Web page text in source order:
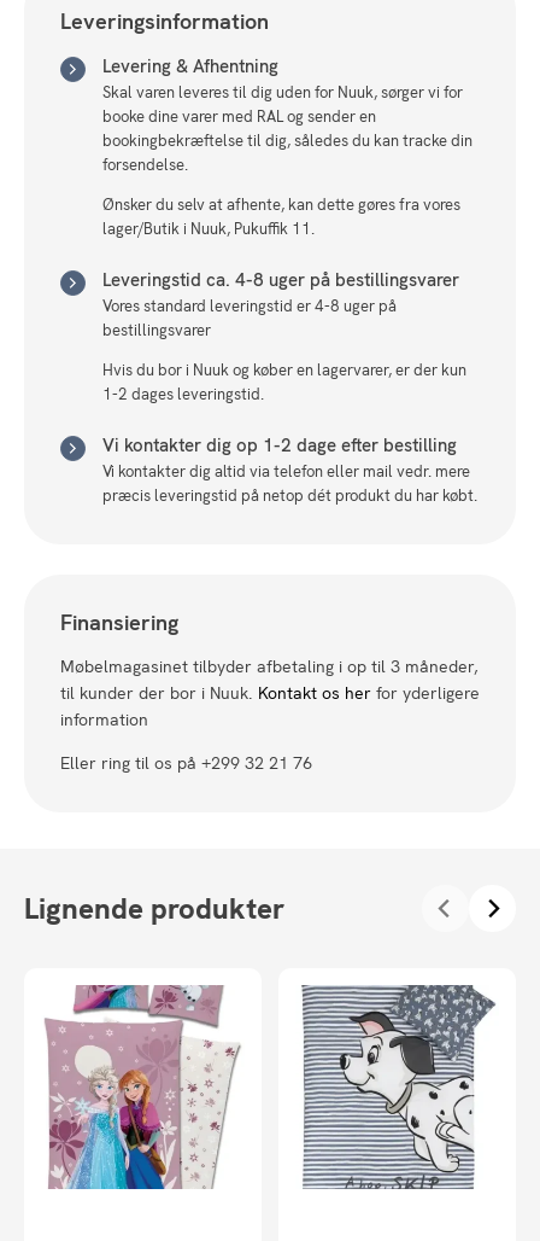
Leveringsinformation
Levering & Afhentning
Skal varen leveres til dig uden for Nuuk, sørger vi for
booke dine varer med RAL og sender en
bookingbekræftelse til dig, således du kan tracke din
forsendelse.
Ønsker du selv at afhente, kan dette gøres fra vores
lager/Butik i Nuuk, Pukuffik 11.
Leveringstid ca. 4-8 uger på bestillingsvarer
Vores standard leveringstid er 4-8 uger på
bestillingsvarer
Hvis du bor i Nuuk og køber en lagervarer, er der kun
1-2 dages leveringstid.
Vi kontakter dig op 1-2 dage efter bestilling
Vi kontakter dig altid via telefon eller mail vedr. mere
præcis leveringstid på netop dét produkt du har købt.
Finansiering
Møbelmagasinet tilbyder afbetaling i op til 3 måneder,
til kunder der bor i Nuuk. Kontakt os her for yderligere
information
Eller ring til os på +299 32 21 76
Lignende produkter